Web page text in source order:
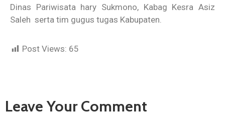
Dinas Pariwisata hary Sukmono, Kabag Kesra Asiz
Saleh serta tim gugus tugas Kabupaten.
Post Views: 65
Leave Your Comment